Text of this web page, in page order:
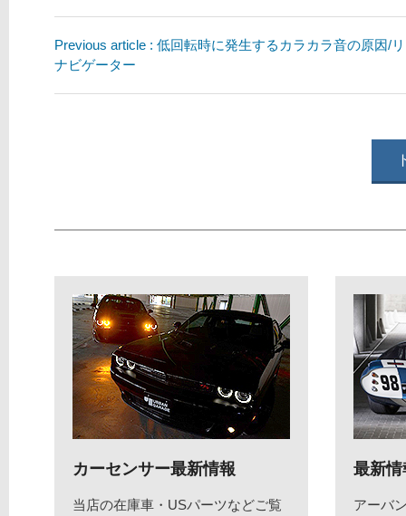
Previous article : 低回転時に発生するカラカラ音の原因/
ナビゲーター
カーセンサー最新情報
当店の在庫車・USパーツなどご覧
最新情
アーバ